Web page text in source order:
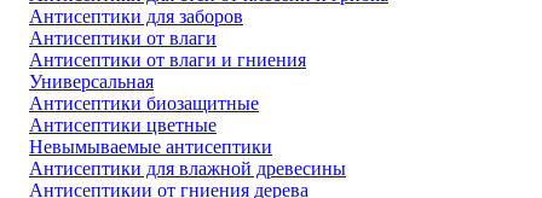
Антисептики для заборов
Антисептики от влаги
Антисептики от влаги и гниения
Универсальная
Антисептики биозащитные
Антисептики цветные
Невымываемые антисептики
Антисептики для влажной древесины
Антисептикии от гниения дерева